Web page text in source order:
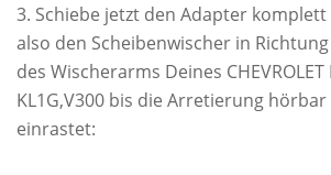
Schiebe jetzt den Adapter komplett
also den Scheibenwischer in
des Wischerarms Deines
KL1G,V300 bis die Arretierung
einrastet: